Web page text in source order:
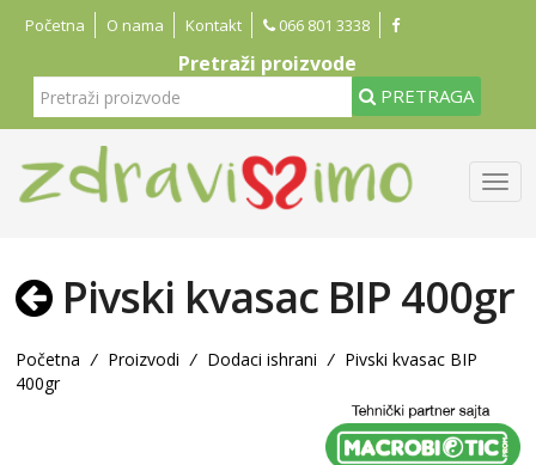
Početna O nama Kontakt 066 801 3338
Pretraži proizvode
PRETRAGA
Pivski kvasac BIP 400gr
Početna / Proizvodi / Dodaci ishrani / Pivski kvasac BIP
400gr